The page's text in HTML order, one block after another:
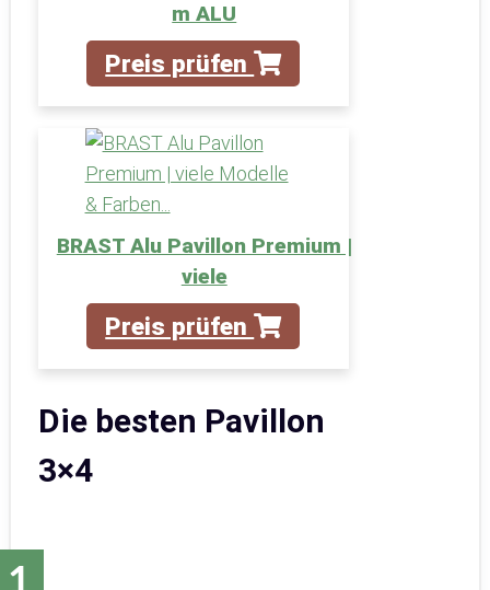
m ALU
Preis prüfen
BRAST Alu Pavillon Premium |
viele
Preis prüfen
Die besten Pavillon
3×4